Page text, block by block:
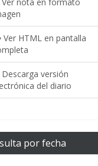
Ver HTML en pantalla
Descarga versión
del diario
por fecha